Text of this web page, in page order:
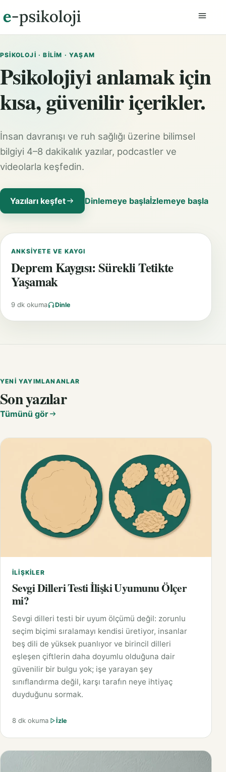
PSIKOLOJI · BILIM · YAŞAM
Psikolojiyi anlamak için
kısa, güvenilir içerikler.
İnsan davranışı ve ruh sağlığı üzerine bilimsel
bilgiyi 4–8 dakikalık yazılar, podcastler ve
videolarla keşfedin.
Yazıları keşfet Dinlemeye başlaİzlemeye başla
ANKSIYETE VE KAYGI
Deprem Kaygısı: Sürekli Tetikte
Yaşamak
9 dk okuma Dinle
YENI YAYIMLANANLAR
Son yazılar
Tümünü gör
İLIŞKILER
Sevgi Dilleri Testi İlişki Uyumunu Ölçer
mi?
Sevgi dilleri testi bir uyum ölçümü değil: zorunlu
seçim biçimi sıralamayı kendisi üretiyor, insanlar
beş dili de yüksek puanlıyor ve birincil dilleri
eşleşen çiftlerin daha doyumlu olduğuna dair
güvenilir bir bulgu yok; işe yarayan şey
sınıflandırma değil, karşı tarafın neye ihtiyaç
duyduğunu sormak.
8 dk okuma İzle